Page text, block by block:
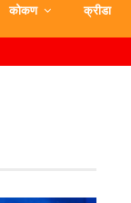
कोकण क्रीडा